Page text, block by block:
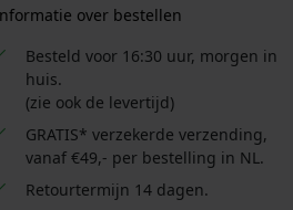
over bestellen
Besteld voor 16:30 uur, morgen in
huis.
(zie ook de levertijd)
GRATIS* verzekerde verzending,
vanaf €49,- per bestelling in NL.
Retourtermijn 14 dagen.